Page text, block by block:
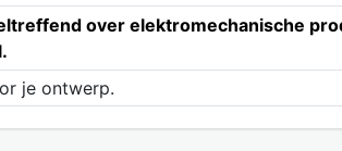
over elektromechanische
je ontwerp.